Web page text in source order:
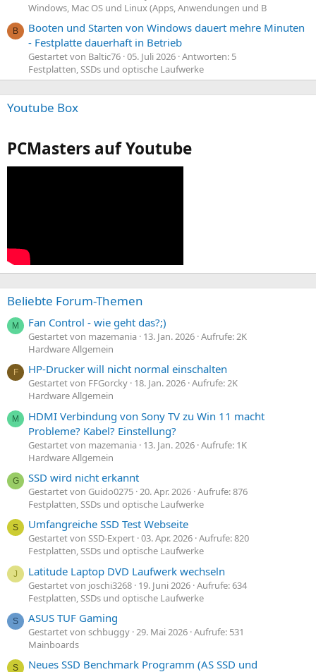
Windows, Mac OS und Linux (Apps, Anwendungen und B
B
Booten und Starten von Windows dauert mehre Minuten
- Festplatte dauerhaft in Betrieb
Gestartet von Baltic76 05. Juli 2026 Antworten: 5
Festplatten, SSDs und optische Laufwerke
Youtube Box
PCMasters auf Youtube
Beliebte Forum-Themen
M Fan Control - wie geht das?;)
Gestartet von mazemania 13. Jan. 2026 Aufrufe: 2K
Hardware Allgemein
F HP-Drucker will nicht normal einschalten
Gestartet von FFGorcky 18. Jan. 2026 Aufrufe: 2K
Hardware Allgemein
M
HDMI Verbindung von Sony TV zu Win 11 macht
Probleme? Kabel? Einstellung?
Gestartet von mazemania 13. Jan. 2026 Aufrufe: 1K
Hardware Allgemein
G SSD wird nicht erkannt
Gestartet von Guido0275 20. Apr. 2026 Aufrufe: 876
Festplatten, SSDs und optische Laufwerke
S Umfangreiche SSD Test Webseite
Gestartet von SSD-Expert 03. Apr. 2026 Aufrufe: 820
Festplatten, SSDs und optische Laufwerke
J Latitude Laptop DVD Laufwerk wechseln
Gestartet von joschi3268 19. Juni 2026 Aufrufe: 634
Festplatten, SSDs und optische Laufwerke
S ASUS TUF Gaming
Gestartet von schbuggy 29. Mai 2026 Aufrufe: 531
Mainboards
S Neues SSD Benchmark Programm (AS SSD und